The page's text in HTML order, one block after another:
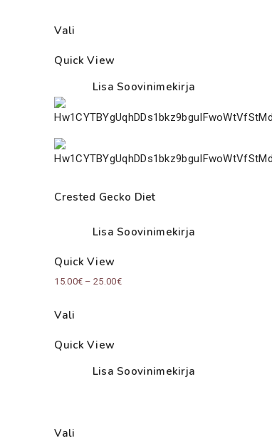
Vali
Quick View
Lisa Soovinimekirja
Crested Gecko Diet
Lisa Soovinimekirja
Quick View
15.00€ – 25.00€Price
Vali
Quick View
Lisa Soovinimekirja
Vali